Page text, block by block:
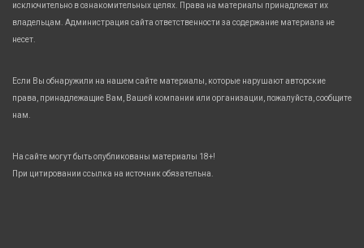
исключительно в ознакомительных целях. Права на материалы принадлежат их
владельцам. Администрация сайта ответственности за содержание материала не
несет.
Если Вы обнаружили на нашем сайте материалы, которые нарушают авторские
права, принадлежащие Вам, Вашей компании или организации, пожалуйста, сообщите
нам.
На сайте могут быть опубликованы материалы 18+!
При цитировании ссылка на источник обязательна.